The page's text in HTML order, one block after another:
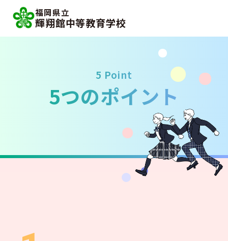
福岡県立
輝翔館中等教育学校
5 Point
5つのポイント